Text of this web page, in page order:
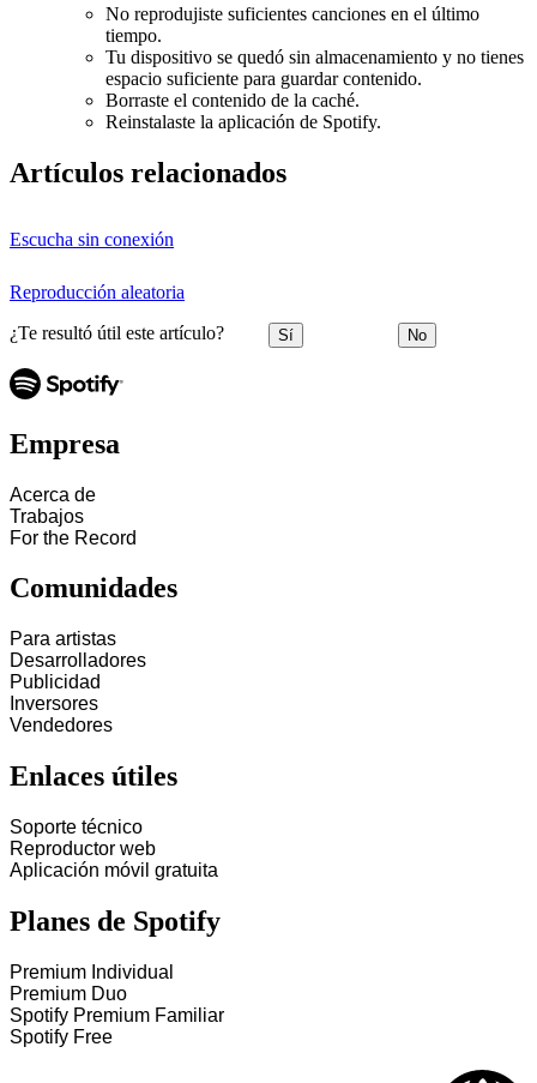
No reprodujiste suficientes canciones en el último
tiempo.
Tu dispositivo se quedó sin almacenamiento y no tienes
espacio suficiente para guardar contenido.
Borraste el contenido de la caché.
Reinstalaste la aplicación de Spotify.
Artículos relacionados
Escucha sin conexión
Reproducción aleatoria
¿Te resultó útil este artículo? Sí No
Empresa
Acerca de
Trabajos
For the Record
Comunidades
Para artistas
Desarrolladores
Publicidad
Inversores
Vendedores
Enlaces útiles
Soporte técnico
Reproductor web
Aplicación móvil gratuita
Planes de Spotify
Premium Individual
Premium Duo
Spotify Premium Familiar
Spotify Free